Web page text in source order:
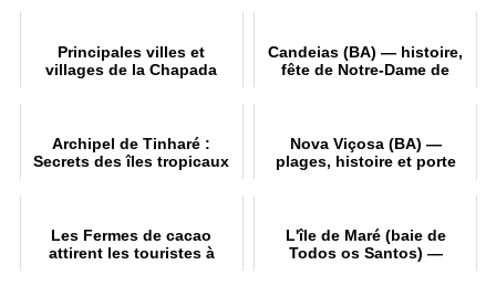
Principales villes et
villages de la Chapada
Candeias (BA) — histoire,
fête de Notre-Dame de
Archipel de Tinharé :
Secrets des îles tropicaux
Nova Viçosa (BA) —
plages, histoire et porte
Les Fermes de cacao
attirent les touristes à
L'île de Maré (baie de
Todos os Santos) —